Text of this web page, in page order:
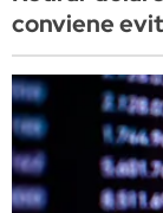
conviene